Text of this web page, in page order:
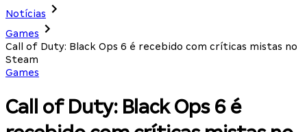
Notícias
Games
Call of Duty: Black Ops 6 é recebido com críticas mistas no
Steam
Games
Call of Duty: Black Ops 6 é